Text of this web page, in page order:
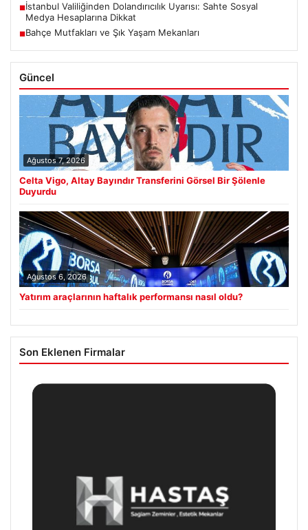
■İstanbul Valiliğinden Dolandırıcılık Uyarısı: Sahte Sosyal
Medya Hesaplarına Dikkat
■Bahçe Mutfakları ve Şık Yaşam Mekanları
Güncel
Ağustos 7, 2026
Celta Vigo, Altay Bayındır Transferini Görsel Bir Şölenle
Duyurdu
Ağustos 6, 2026
Yatırım araçlarının haftalık performansı nasıl oldu?
Son Eklenen Firmalar